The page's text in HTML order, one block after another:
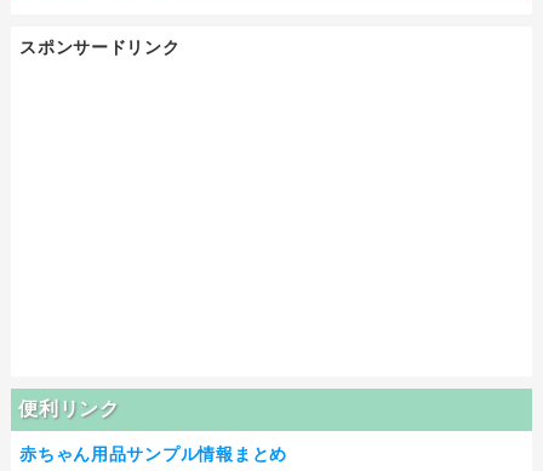
スポンサードリンク
便利リンク
赤ちゃん用品サンプル情報まとめ